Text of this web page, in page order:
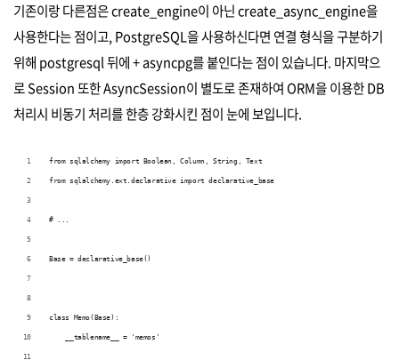
기존이랑 다른점은 create_engine이 아닌 create_async_engine을
사용한다는 점이고, PostgreSQL을 사용하신다면 연결 형식을 구분하기
위해 postgresql 뒤에 + asyncpg를 붙인다는 점이 있습니다. 마지막으
로 Session 또한 AsyncSession이 별도로 존재하여 ORM을 이용한 DB
처리시 비동기 처리를 한층 강화시킨 점이 눈에 보입니다.
from sqlalchemy import Boolean, Column, String, Text
from sqlalchemy.ext.declarative import declarative_base
# ...
Base = declarative_base()
class Memo(Base):
    __tablename__ = 'memos'